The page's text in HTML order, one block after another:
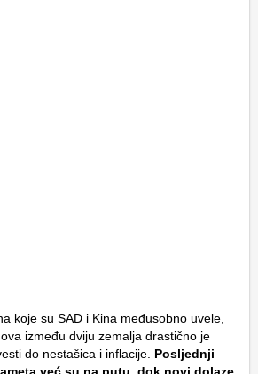
koje su SAD i Kina međusobno uvele,
između dviju zemalja drastično je
do nestašica i inflacije. Posljednji
već su na putu, dok novi dolaze